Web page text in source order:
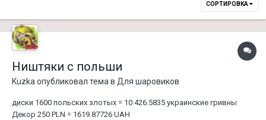
СОРТИРОВКА
Ништяки с польши
Kuzka опубликовал тема в Для шаровиков
диски 1600 польских злотых = 10 426.5835 украинские гривны
Декор 250 PLN = 1619.87726 UAH